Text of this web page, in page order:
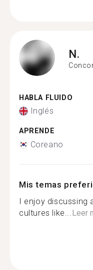
N.
HABLA FLUIDO
Inglés
APRENDE
Coreano
Mis temas
I enjoy discussing
cultures like... Leer